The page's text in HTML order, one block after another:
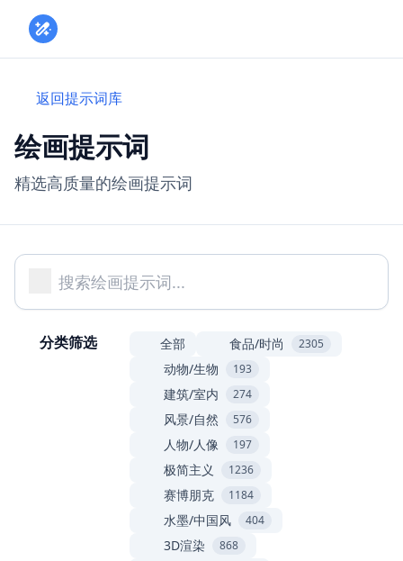
返回提示词库
绘画提示词
精选高质量的绘画提示词
分类筛选 全部 食品/时尚 2305
动物/生物 193
建筑/室内 274
风景/自然 576
人物/人像 197
极简主义 1236
赛博朋克 1184
水墨/中国风 404
3D渲染 868